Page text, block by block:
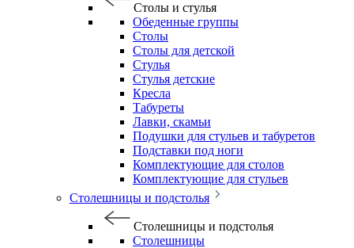
Столы и стулья
Обеденные группы
Столы
Столы для детской
Стулья
Стулья детские
Кресла
Табуреты
Лавки, скамьи
Подушки для стульев и табуретов
Подставки под ноги
Комплектующие для столов
Комплектующие для стульев
Столешницы и подстолья
Столешницы и подстолья
Столешницы